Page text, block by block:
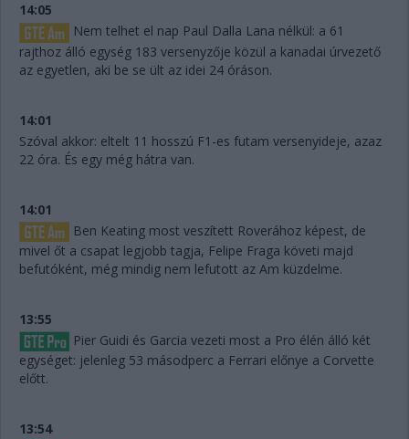
14:05
Nem telhet el nap Paul Dalla Lana nélkül: a 61
rajthoz álló egység 183 versenyzője közül a kanadai úrvezető
az egyetlen, aki be se ült az idei 24 óráson.
14:01
Szóval akkor: eltelt 11 hosszú F1-es futam versenyideje, azaz
22 óra. És egy még hátra van.
14:01
Ben Keating most veszített Roverához képest, de
mivel őt a csapat legjobb tagja, Felipe Fraga követi majd
befutóként, még mindig nem lefutott az Am küzdelme.
13:55
Pier Guidi és Garcia vezeti most a Pro élén álló két
egységet: jelenleg 53 másodperc a Ferrari előnye a Corvette
előtt.
13:54